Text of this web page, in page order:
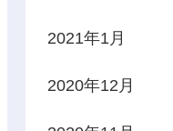
2021年1月
2020年12月